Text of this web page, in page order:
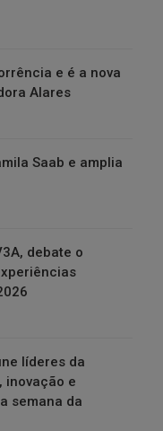
e é a nova
Alares
Saab e amplia
debate o
líderes da
inovação e
semana da